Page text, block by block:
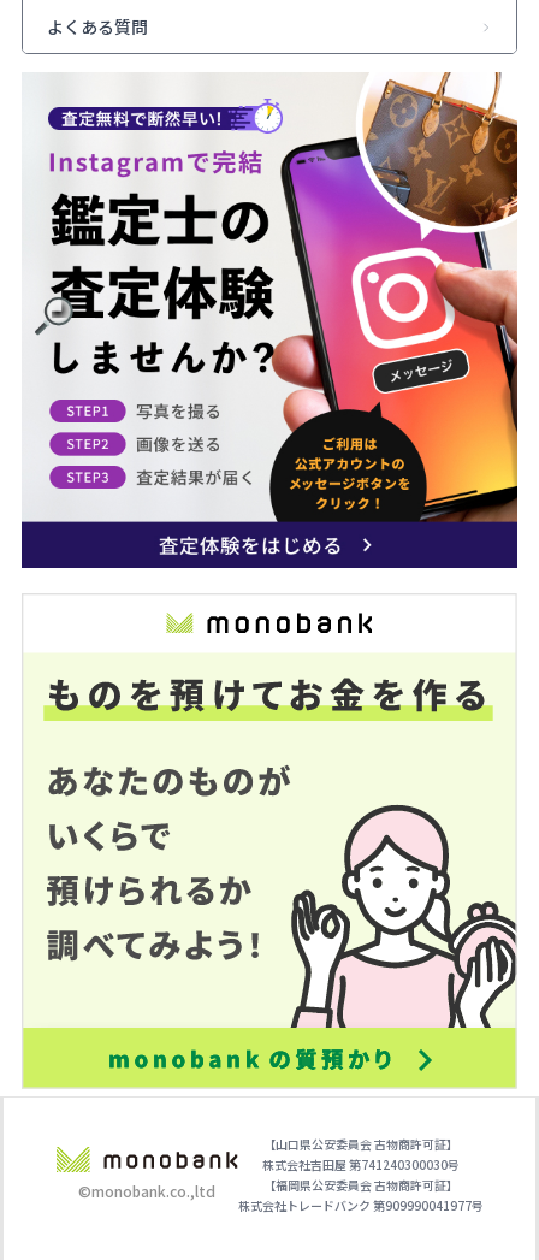
よくある質問
©monobank.co.,ltd
【山口県公安委員会 古物商許可証】
株式会社吉田屋 第741240300030号
【福岡県公安委員会 古物商許可証】
株式会社トレードバンク 第909990041977号